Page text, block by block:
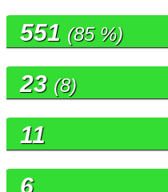
551 (85 %)
23 (8)
11
6